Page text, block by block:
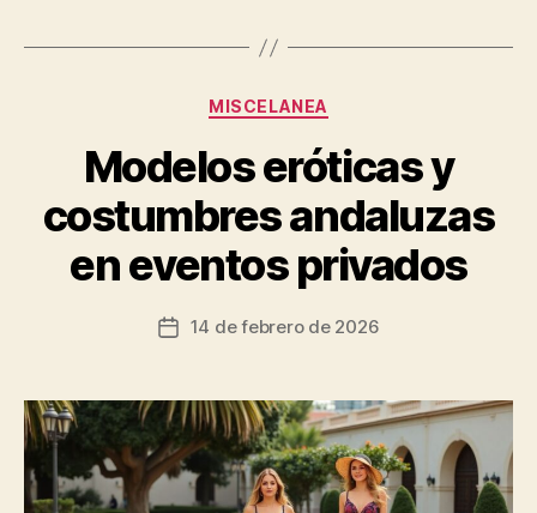
Categorías
MISCELANEA
Modelos eróticas y
costumbres andaluzas
en eventos privados
Fecha
entrada
14 de febrero de 2026